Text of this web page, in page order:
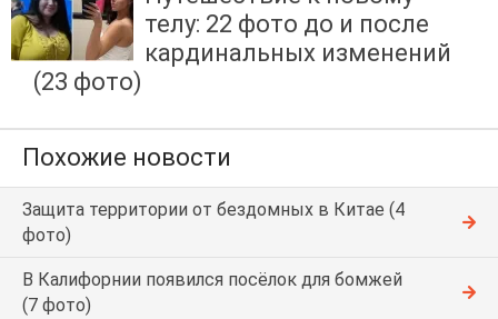
телу: 22 фото до и после
кардинальных изменений
(23 фото)
Похожие новости
Защита территории от бездомных в Китае (4
фото)
В Калифорнии появился посёлок для бомжей
(7 фото)